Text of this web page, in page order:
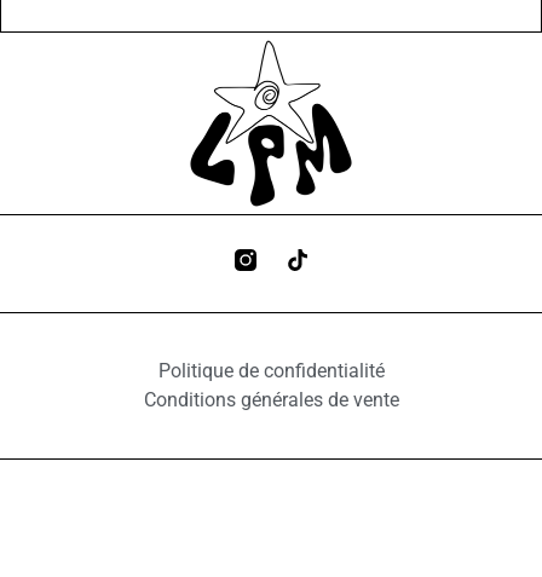
Politique de confidentialité
Conditions générales de vente